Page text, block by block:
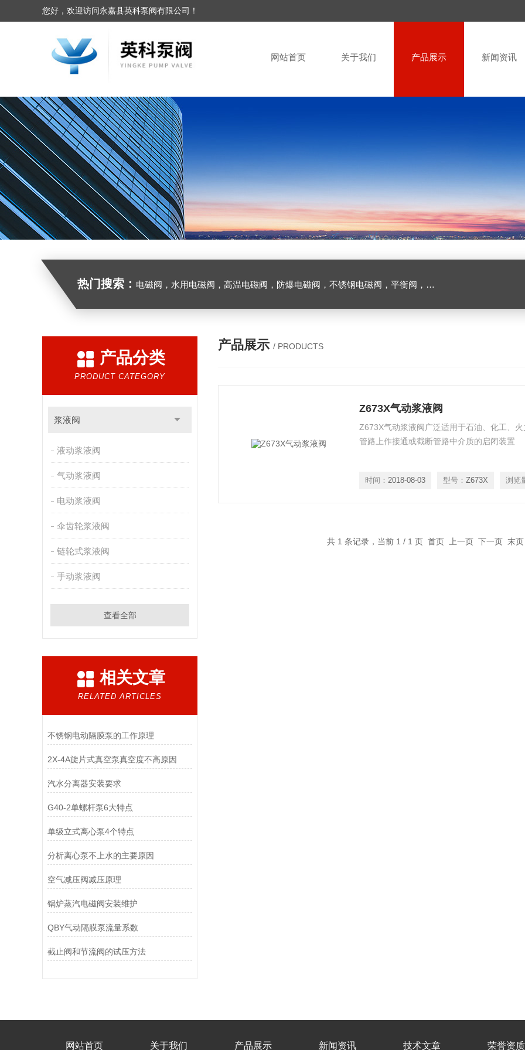
您好，欢迎访问永嘉县英科泵阀有限公司！
网站首页 关于我们 产品展示 新闻资讯
热门搜索： 电磁阀，水用电磁阀，高温电磁阀，防爆电磁阀，不锈钢电磁阀，平衡阀，排气阀，减压阀，柱塞阀，过滤器
产品分类
PRODUCT CATEGORY
浆液阀
液动浆液阀
气动浆液阀
电动浆液阀
伞齿轮浆液阀
链轮式浆液阀
手动浆液阀
查看全部
相关文章
RELATED ARTICLES
不锈钢电动隔膜泵的工作原理
2X-4A旋片式真空泵真空度不高原因
汽水分离器安装要求
G40-2单螺杆泵6大特点
单级立式离心泵4个特点
分析离心泵不上水的主要原因
空气减压阀减压原理
锅炉蒸汽电磁阀安装维护
QBY气动隔膜泵流量系数
截止阀和节流阀的试压方法
产品展示 / PRODUCTS
Z673X气动浆液阀
Z673X气动浆液阀广泛适用于石油、化工、
管路上作接通或截断管路中介质的启闭装置
时间： 2018-08-03 型号： Z673X 浏览
共 1 条记录，当前 1 / 1 页 首页 上一页 下一页 末
网站首页 关于我们 产品展示 新闻资讯 技术文章 荣誉资质